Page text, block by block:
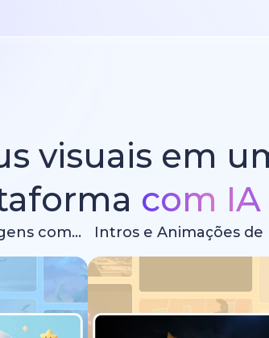
visuais em
com IA
Gerador de Imagens com IA